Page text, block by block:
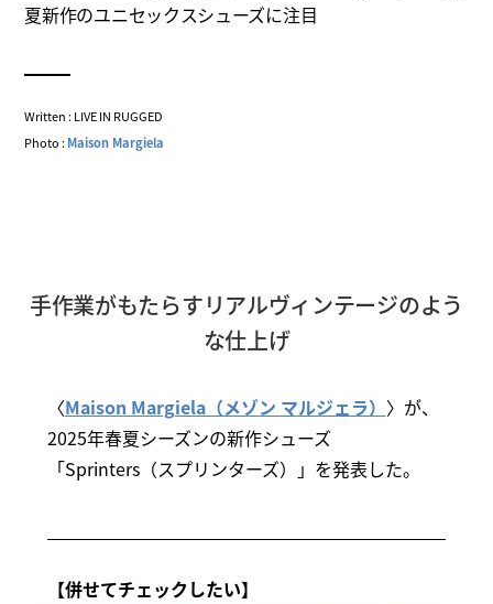
夏新作のユニセックスシューズに注目
Written : LIVE IN RUGGED
Photo :Maison Margiela
手作業がもたらすリアルヴィンテージのよう
な仕上げ
〈Maison Margiela（メゾン マルジェラ） 〉が、
2025年春夏シーズンの新作シューズ
「Sprinters（スプリンターズ）」を発表した。
【併せてチェックしたい】